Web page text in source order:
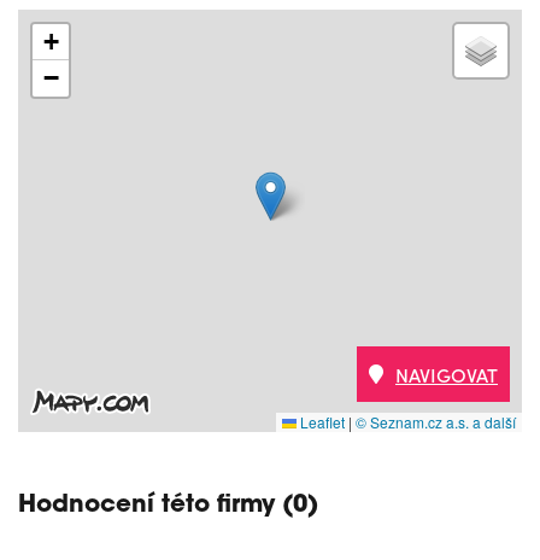
+
−
Leaflet | © Seznam.cz a.s. a další
NAVIGOVAT
Hodnocení této firmy (0)